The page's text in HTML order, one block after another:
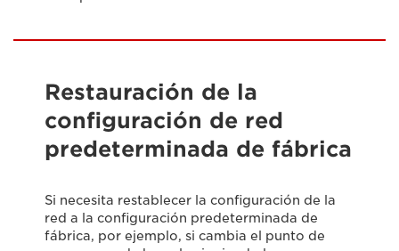
Restauración de la
configuración de red
predeterminada de fábrica
Si necesita restablecer la configuración de la
red a la configuración predeterminada de
fábrica, por ejemplo, si cambia el punto de